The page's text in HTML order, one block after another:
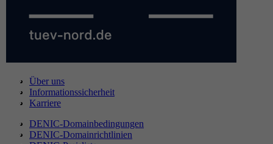
Über uns
Informationssicherheit
Karriere
DENIC-Domainbedingungen
DENIC-Domainrichtlinien